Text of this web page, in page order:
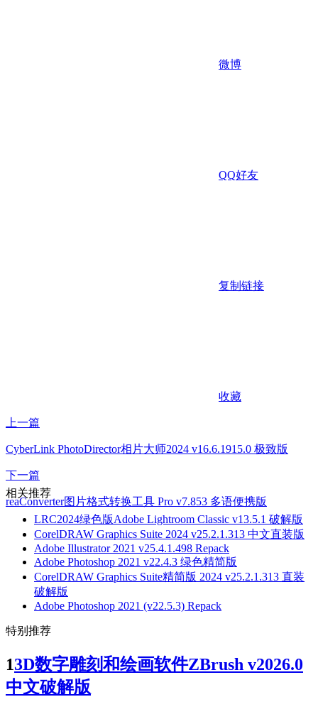
微博
QQ好友
复制链接
收藏
上一篇
CyberLink PhotoDirector相片大师2024 v16.6.1915.0 极致版
下一篇
reaConverter图片格式转换工具 Pro v7.853 多语便携版
相关推荐
LRC2024绿色版Adobe Lightroom Classic v13.5.1 破解版
CorelDRAW Graphics Suite 2024 v25.2.1.313 中文直装版
Adobe Illustrator 2021 v25.4.1.498 Repack
Adobe Photoshop 2021 v22.4.3 绿色精简版
CorelDRAW Graphics Suite精简版 2024 v25.2.1.313 直装
破解版
Adobe Photoshop 2021 (v22.5.3) Repack
特别推荐
13D数字雕刻和绘画软件ZBrush v2026.0
中文破解版